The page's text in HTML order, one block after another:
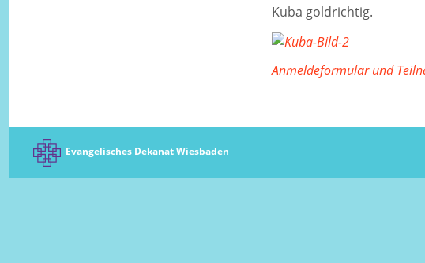
Kuba goldrichtig.
Anmeldeformular und
Evangelisches Dekanat Wiesbaden